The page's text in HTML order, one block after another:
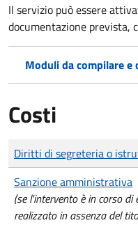
Il servizio può essere
documentazione prevista,
Moduli da compilare e
Costi
Tipo di pagamento
Importo
Diritti di segreteria o
Sanzione amministrativa
(se l'intervento è in corso di
realizzato in assenza del